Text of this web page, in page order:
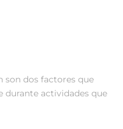
son dos factores que
durante actividades que